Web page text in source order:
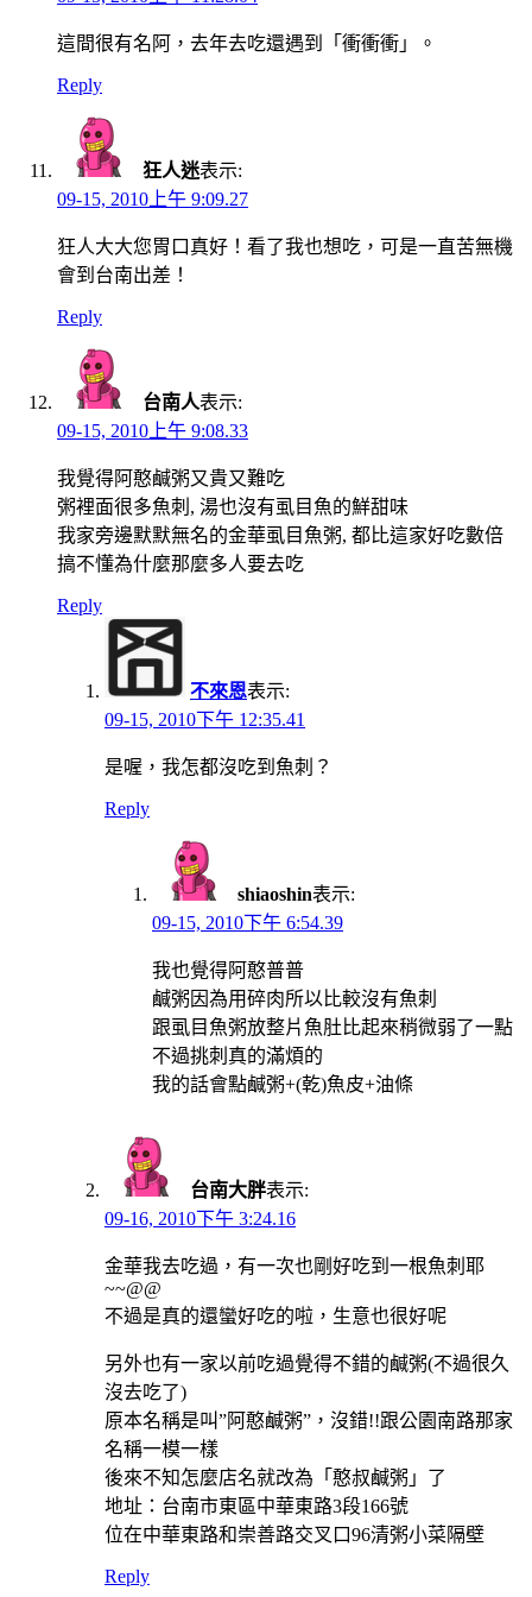
這間很有名阿，去年去吃還遇到「衝衝衝」。
Reply
狂人迷表示:
09-15, 2010上午 9:09.27
狂人大大您胃口真好！看了我也想吃，可是一直苦無機
會到台南出差！
Reply
台南人表示:
09-15, 2010上午 9:08.33
我覺得阿憨鹹粥又貴又難吃
粥裡面很多魚刺, 湯也沒有虱目魚的鮮甜味
我家旁邊默默無名的金華虱目魚粥, 都比這家好吃數倍
搞不懂為什麼那麼多人要去吃
Reply
不來恩表示:
09-15, 2010下午 12:35.41
是喔，我怎都沒吃到魚刺？
Reply
shiaoshin表示:
09-15, 2010下午 6:54.39
我也覺得阿憨普普
鹹粥因為用碎肉所以比較沒有魚刺
跟虱目魚粥放整片魚肚比起來稍微弱了一點
不過挑刺真的滿煩的
我的話會點鹹粥+(乾)魚皮+油條
台南大胖表示:
09-16, 2010下午 3:24.16
金華我去吃過，有一次也剛好吃到一根魚刺耶
~~@@
不過是真的還蠻好吃的啦，生意也很好呢
另外也有一家以前吃過覺得不錯的鹹粥(不過很久
沒去吃了)
原本名稱是叫”阿憨鹹粥”，沒錯!!跟公園南路那家
名稱一模一樣
後來不知怎麼店名就改為「憨叔鹹粥」了
地址：台南市東區中華東路3段166號
位在中華東路和崇善路交叉口96清粥小菜隔壁
Reply